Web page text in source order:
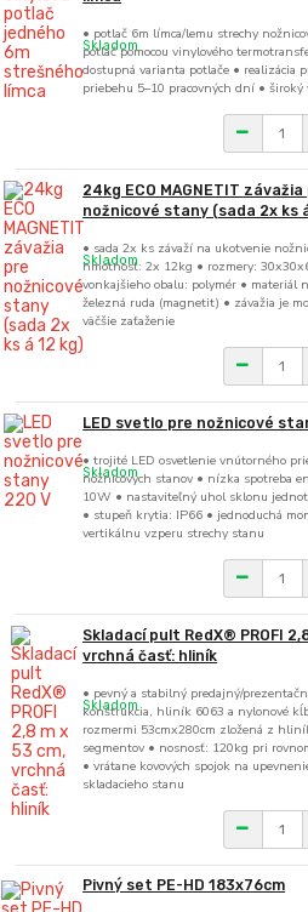
• potlač 6m límca/lemu strechy
potlač pomocou vinylového
dostupná varianta potlače • realizácia
priebehu 5–10 pracovných dní • široký
Skladom
24kg ECO MAGNETIT závažia
nožnicové stany (sada 2x ks
• sada 2x ks závaží na ukotvenie
hmotnosť: 2x 12kg • rozmery:
vonkajšieho obalu: polymér • materiál
železná ruda (magnetit) • závažia je
väčšie zaťaženie
Skladom
LED svetlo pre nožnicové
• trojité LED osvetlenie vnútorného
nožnicových stanov • nízka spotreba
10W • nastaviteľný uhol sklonu
• stupeň krytia: IP66 • jednoduchá
vertikálnu vzperu strechy stanu
Skladom
Skladací pult RedX® PROFI
vrchná časť: hliník
• pevný a stabilný predajný/
konštrukcia, hliník 6063 a nylonové
rozmermi 53cmx280cm zložená z
segmentov • nosnosť: 120kg pri
• vrátane kovových spojok na
skladacieho stanu
Skladom
Pivný set PE-HD 183x76cm